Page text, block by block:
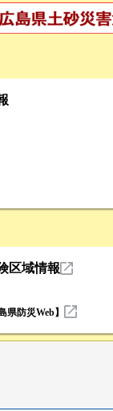
区域情報
県防災Web】